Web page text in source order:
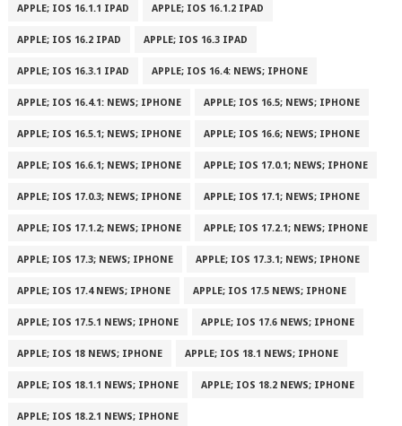
APPLE; IOS 16.1.1 IPAD APPLE; IOS 16.1.2 IPAD
APPLE; IOS 16.2 IPAD APPLE; IOS 16.3 IPAD
APPLE; IOS 16.3.1 IPAD APPLE; IOS 16.4: NEWS; IPHONE
APPLE; IOS 16.4.1: NEWS; IPHONE APPLE; IOS 16.5; NEWS; IPHONE
APPLE; IOS 16.5.1; NEWS; IPHONE APPLE; IOS 16.6; NEWS; IPHONE
APPLE; IOS 16.6.1; NEWS; IPHONE APPLE; IOS 17.0.1; NEWS; IPHONE
APPLE; IOS 17.0.3; NEWS; IPHONE APPLE; IOS 17.1; NEWS; IPHONE
APPLE; IOS 17.1.2; NEWS; IPHONE APPLE; IOS 17.2.1; NEWS; IPHONE
APPLE; IOS 17.3; NEWS; IPHONE APPLE; IOS 17.3.1; NEWS; IPHONE
APPLE; IOS 17.4 NEWS; IPHONE APPLE; IOS 17.5 NEWS; IPHONE
APPLE; IOS 17.5.1 NEWS; IPHONE APPLE; IOS 17.6 NEWS; IPHONE
APPLE; IOS 18 NEWS; IPHONE APPLE; IOS 18.1 NEWS; IPHONE
APPLE; IOS 18.1.1 NEWS; IPHONE APPLE; IOS 18.2 NEWS; IPHONE
APPLE; IOS 18.2.1 NEWS; IPHONE